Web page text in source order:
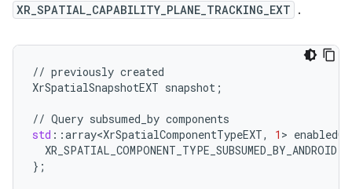
XR_SPATIAL_CAPABILITY_PLANE_TRACKING_EXT .
// previously created
XrSpatialSnapshotEXT snapshot ;
// Query subsumed_by components
std : :array<XrSpatialComponentTypeEXT, 1 >
XR_SPATIAL_COMPONENT_TYPE_SUBSUMED_BY_ANDROID
} ;